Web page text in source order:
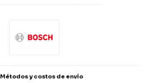
Métodos y costos de envío